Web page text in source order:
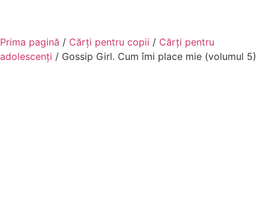
Prima pagină / Cărți pentru copii / Cărți pentru
adolescenți / Gossip Girl. Cum îmi place mie (volumul 5)